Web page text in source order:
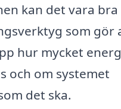
kan det vara bra
som gör
hur mycket
och om systemet
det ska.